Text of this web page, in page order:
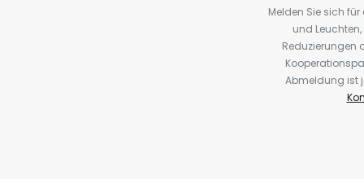
Melden Sie sich
und
Reduzierungen
Abmeldung ist